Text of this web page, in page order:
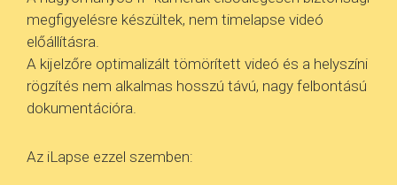
megfigyelésre készültek, nem timelapse videó
előállításra.
A kijelzőre optimalizált tömörített videó és a helyszíni
rögzítés nem alkalmas hosszú távú, nagy felbontású
dokumentációra.
Az iLapse ezzel szemben: